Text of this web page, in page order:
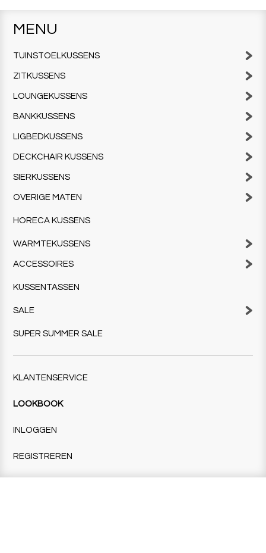
MENU
TUINSTOELKUSSENS
ZITKUSSENS
LOUNGEKUSSENS
BANKKUSSENS
LIGBEDKUSSENS
DECKCHAIR KUSSENS
SIERKUSSENS
OVERIGE MATEN
HORECA KUSSENS
WARMTEKUSSENS
ACCESSOIRES
KUSSENTASSEN
SALE
SUPER SUMMER SALE
KLANTENSERVICE
LOOKBOOK
INLOGGEN
REGISTREREN